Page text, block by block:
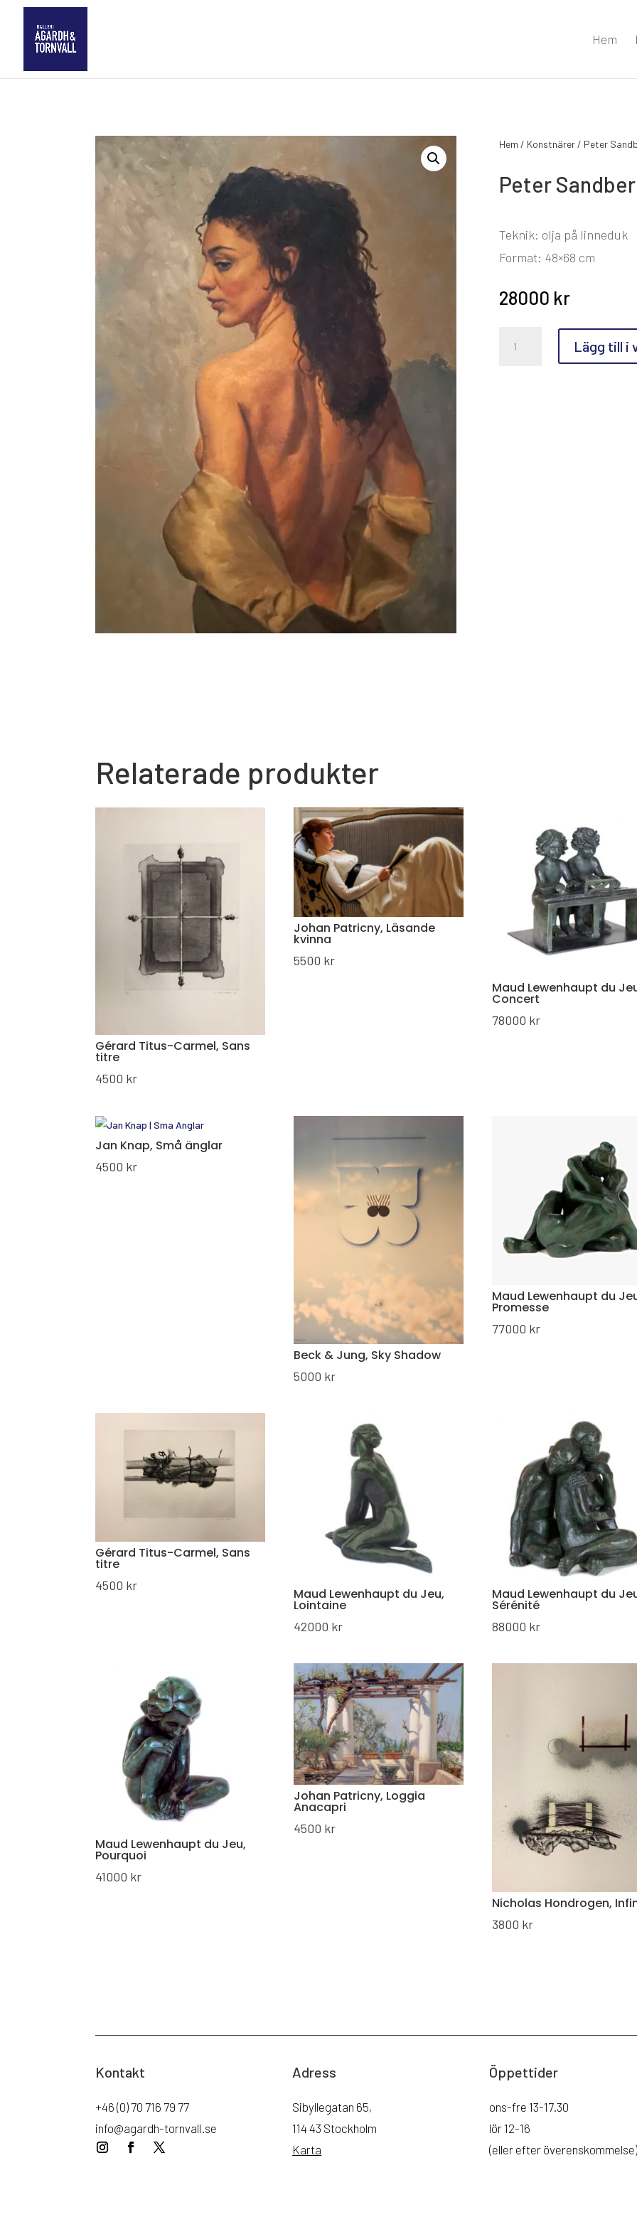
Hem
Hem / Konstnärer/ Peter
Peter
Teknik: olja på linneduk
Format: 48×68 cm
28000 kr
Sandberg,
Lägg till i
Relaterade produkter
Gérard Titus-Carmel, Sans
titre
4500 kr
Johan Patricny, Läsande
kvinna
5500 kr
Maud Lewenhaupt du
Concert
78000 kr
Jan Knap, Små änglar
4500 kr
Beck & Jung, Sky Shadow
5000 kr
Maud Lewenhaupt du
Promesse
77000 kr
Gérard Titus-Carmel, Sans
titre
4500 kr
Maud Lewenhaupt du Jeu,
Lointaine
42000 kr
Maud Lewenhaupt du
Sérénité
88000 kr
Maud Lewenhaupt du Jeu,
Pourquoi
41000 kr
Johan Patricny, Loggia
Anacapri
4500 kr
Nicholas Hondrogen,
3800 kr
Kontakt
+46 (0) 70 716 79 77
info@agardh-tornvall.se
Adress
Sibyllegatan 65,
114 43 Stockholm
Karta
Öppettider
ons-fre 13-17.30
lör 12-16
(eller efter